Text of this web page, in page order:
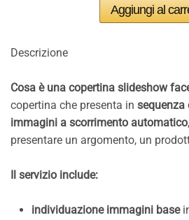
Descrizione
Cosa è una copertina slideshow
copertina che presenta in
immagini a scorrimento automatico
presentare un argomento, un
Il servizio include:
individuazione immagini base